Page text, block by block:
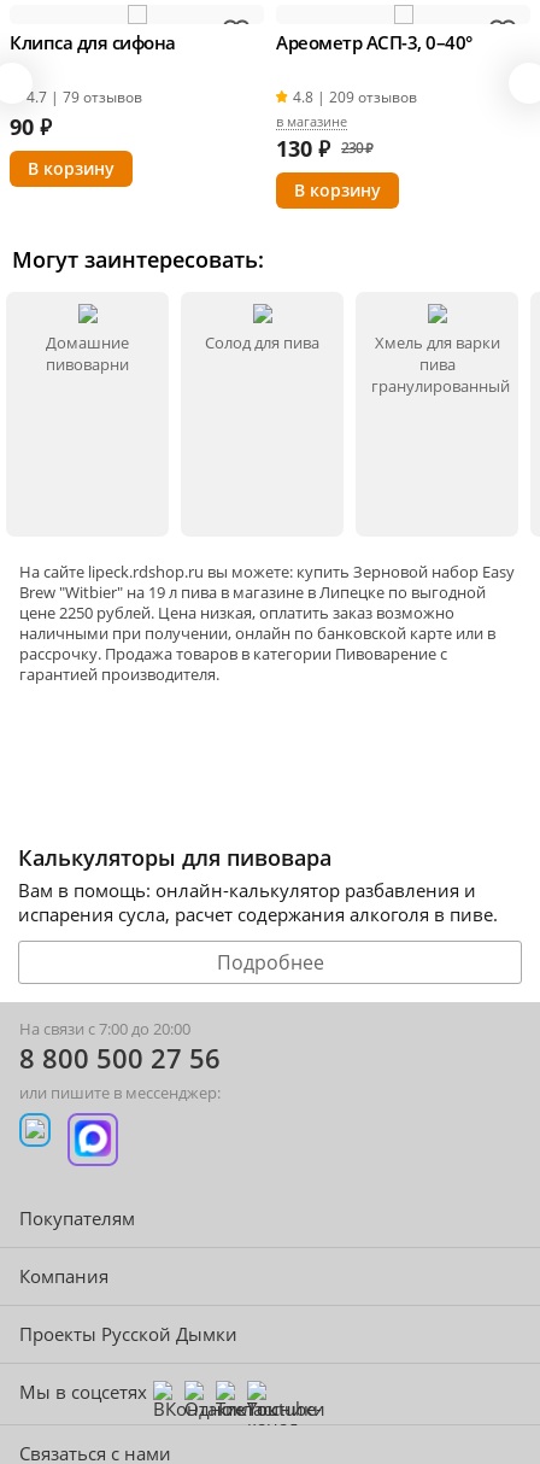
Клипса для сифона
4.7 | 79 отзывов
90 ₽
Ареометр АСП-3, 0–40°
4.8 | 209 отзывов
в магазине
130 ₽ 230 ₽
Могут заинтересовать:
Домашние
пивоварни
Солод для пива
Хмель для варки
пива
гранулированный
На сайте lipeck.rdshop.ru вы можете: купить Зерновой набор Easy
Brew "Witbier" на 19 л пива в магазине в Липецке по выгодной
цене 2250 рублей. Цена низкая, оплатить заказ возможно
наличными при получении, онлайн по банковской карте или в
рассрочку. Продажа товаров в категории Пивоварениес
гарантией производителя.
Калькуляторы для пивовара
Вам в помощь: онлайн-калькулятор разбавления и
испарения сусла, расчет содержания алкоголя в пиве.
Подробнее
На связи с 7:00 до 20:00
8 800 500 27 56
или пишите в мессенджер:
Покупателям
Компания
Проекты Русской Дымки
Мы в соцсетях
Связаться с нами